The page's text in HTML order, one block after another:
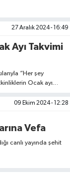
27 Aralık 2024 - 16:49
Ayı Takvimi
“Her şey
Ocak ayı
09 Ekim 2024 - 12:28
Vefa
canlı yayında şehit